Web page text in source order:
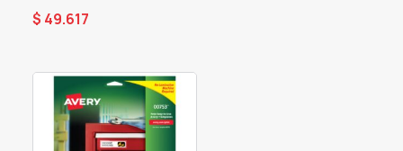
$ 49.617